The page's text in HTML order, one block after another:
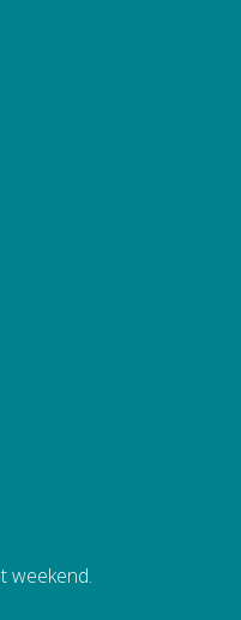
weekend.